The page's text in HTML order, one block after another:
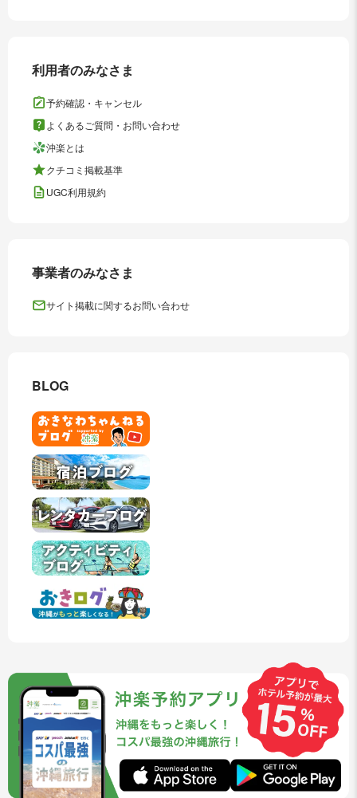
利用者のみなさま
予約確認・キャンセル
よくあるご質問・お問い合わせ
沖楽とは
クチコミ掲載基準
UGC利用規約
事業者のみなさま
サイト掲載に関するお問い合わせ
BLOG